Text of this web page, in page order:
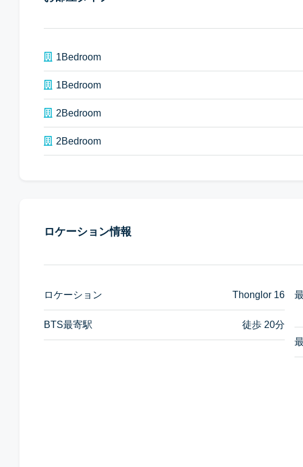
1Bedroom
1Bedroom
2Bedroom
2Bedroom
ロケーション情報
ロケーション Thonglor 16
BTS最寄駅 徒歩 20分